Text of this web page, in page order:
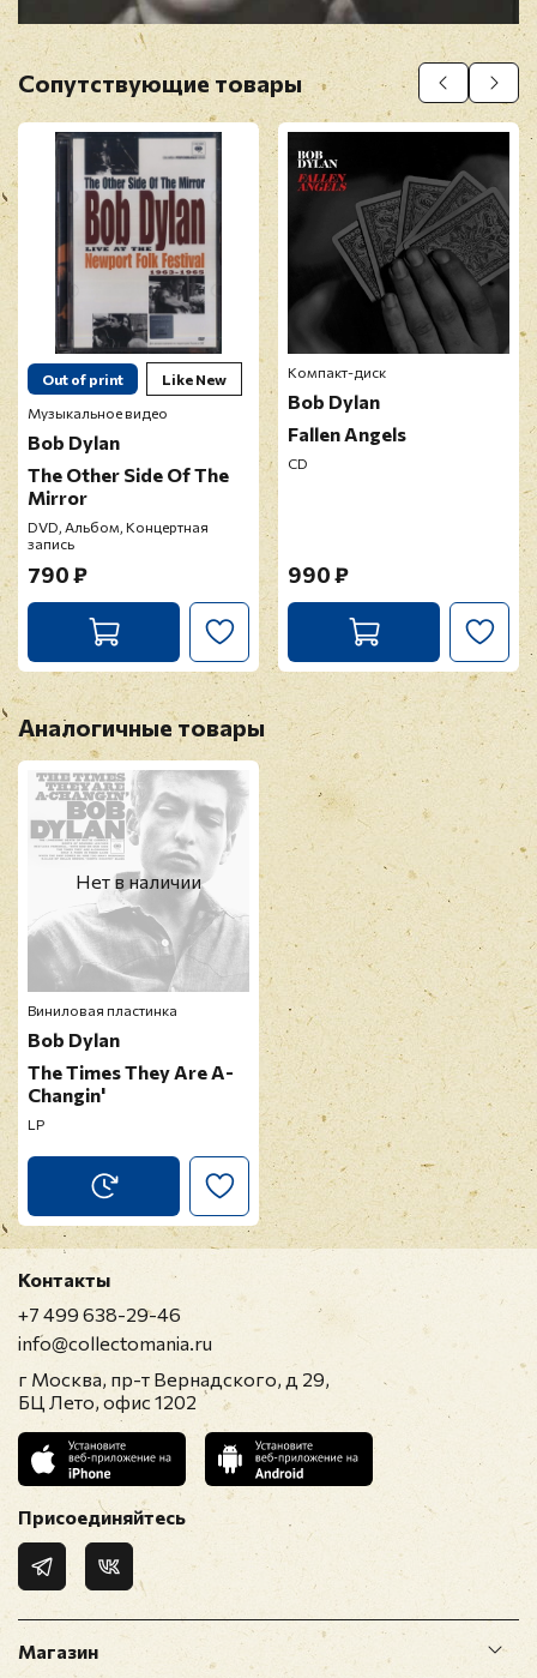
Прикрепить фото
Оставить отзыв
Перед публикацией отзывы проходят
Сопутствующие товары
Out of print
Like New
Музыкальное видео
Bob Dylan
The Other Side Of The
Mirror
DVD, Альбом, Концертная
запись
790 ₽
Компакт-диск
Bob Dylan
Fallen Angels
CD
990 ₽
Аналогичные товары
Нет в наличии
Виниловая пластинка
Bob Dylan
The Times They Are A-
Changin'
LP
Магазин
Контакты
+7 499 638-29-46
info@collectomania.ru
г Москва, пр-т Вернадского, д 29,
БЦ Лето, офис 1202
Присоединяйтесь